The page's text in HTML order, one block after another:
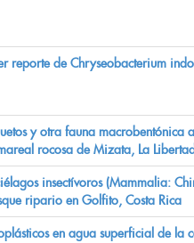
reporte de Chryseobacterium
y otra fauna macrobentónica
rocosa de Mizata, La
insectívoros (Mammalia:
ripario en Golfito, Costa Rica
en agua superficial de la